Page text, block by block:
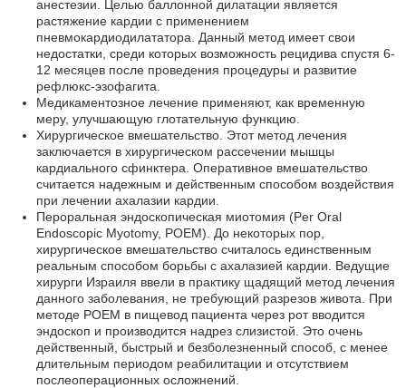
анестезии. Целью баллонной дилатации является
растяжение кардии с применением
пневмокардиодилататора. Данный метод имеет свои
недостатки, среди которых возможность рецидива спустя 6-
12 месяцев после проведения процедуры и развитие
рефлюкс-эзофагита.
Медикаментозное лечение применяют, как временную
меру, улучшающую глотательную функцию.
Хирургическое вмешательство. Этот метод лечения
заключается в хирургическом рассечении мышцы
кардиального сфинктера. Оперативное вмешательство
считается надежным и действенным способом воздействия
при лечении ахалазии кардии.
Пероральная эндоскопическая миотомия (Per Oral
Endoscopic Myotomy, POEM). До некоторых пор,
хирургическое вмешательство считалось единственным
реальным способом борьбы с ахалазией кардии. Ведущие
хирурги Израиля ввели в практику щадящий метод лечения
данного заболевания, не требующий разрезов живота. При
методе POEM в пищевод пациента через рот вводится
эндоскоп и производится надрез слизистой. Это очень
действенный, быстрый и безболезненный способ, с менее
длительным периодом реабилитации и отсутствием
послеоперационных осложнений.